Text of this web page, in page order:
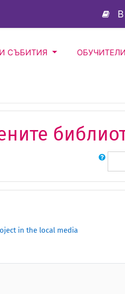
СЪБИТИЯ ОБУЧИТЕЛИ
Търсене
in the local media